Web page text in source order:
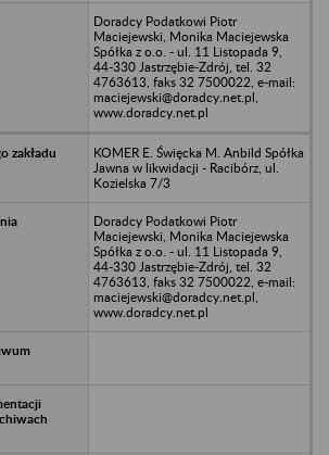
Doradcy Podatkowi Piotr
Maciejewski, Monika Maciejewska
Spółka z o.o. - ul. 11 Listopada 9,
44-330 Jastrzębie-Zdrój, tel. 32
4763613, faks 32 7500022, e-mail:
maciejewski@doradcy.net.pl,
www.doradcy.net.pl
KOMER E. Święcka M. Anbild Spółka
Jawna w likwidacji - Racibórz, ul.
Kozielska 7/3
Doradcy Podatkowi Piotr
Maciejewski, Monika Maciejewska
Spółka z o.o. - ul. 11 Listopada 9,
44-330 Jastrzębie-Zdrój, tel. 32
4763613, faks 32 7500022, e-mail:
maciejewski@doradcy.net.pl,
www.doradcy.net.pl